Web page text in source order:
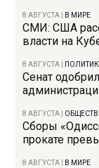
8 АВГУСТА В МИРЕ
СМИ: США
власти на
8 АВГУСТА
Сенат
8 АВГУСТА
Сборы
прокате
8 АВГУСТА В МИРЕ